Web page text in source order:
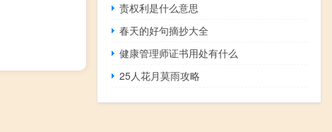
责权利是什么意思
春天的好句摘抄大全
健康管理师证书用处有什么
25人花月莫雨攻略